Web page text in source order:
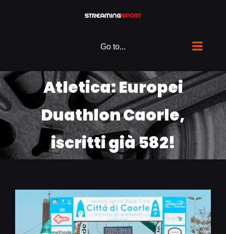
Go to...
Atletica: Europei
Duathlon Caorle,
iscritti già 582!